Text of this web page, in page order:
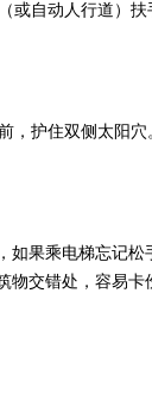
或自动人行道）
，护住双侧太阳
如果乘电梯忘记
交错处，容易